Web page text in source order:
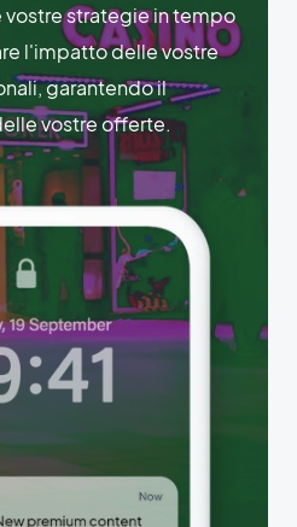
strategie in tempo
l'impatto delle vostre
garantendo il
vostre offerte.